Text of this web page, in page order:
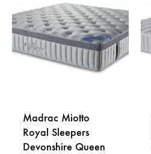
NA
LISTU
ŽELJA
Madrac Miotto
Royal Sleepers
Devonshire Queen